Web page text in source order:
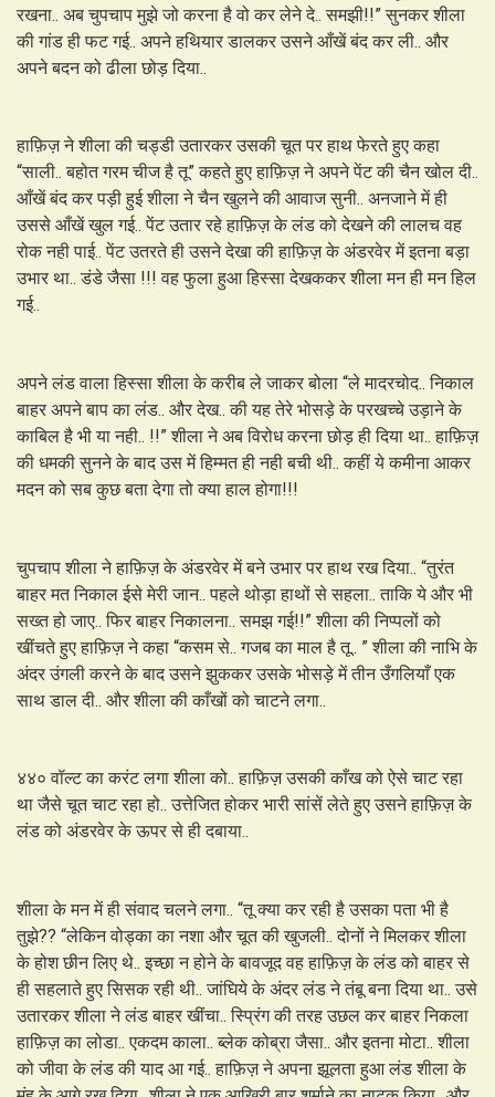
रखना.. अब चुपचाप मुझे जो करना है वो कर लेने दे.. समझी!!” सुनकर शीला
की गांड ही फट गई.. अपने हथियार डालकर उसने आँखें बंद कर ली.. और
अपने बदन को ढीला छोड़ दिया..
हाफ़िज़ ने शीला की चड्डी उतारकर उसकी चूत पर हाथ फेरते हुए कहा
“साली.. बहोत गरम चीज है तू” कहते हुए हाफ़िज़ ने अपने पेंट की चैन खोल दी..
आँखें बंद कर पड़ी हुई शीला ने चैन खुलने की आवाज सुनी.. अनजाने में ही
उससे आँखें खुल गई.. पेंट उतार रहे हाफ़िज़ के लंड को देखने की लालच वह
रोक नही पाई.. पेंट उतरते ही उसने देखा की हाफ़िज़ के अंडरवेर में इतना बड़ा
उभार था.. डंडे जैसा !!! वह फुला हुआ हिस्सा देखककर शीला मन ही मन हिल
गई..
अपने लंड वाला हिस्सा शीला के करीब ले जाकर बोला “ले मादरचोद.. निकाल
बाहर अपने बाप का लंड.. और देख.. की यह तेरे भोसड़े के परखच्चे उड़ाने के
काबिल है भी या नही.. !!” शीला ने अब विरोध करना छोड़ ही दिया था.. हाफ़िज़
की धमकी सुनने के बाद उस में हिम्मत ही नही बची थी.. कहीं ये कमीना आकर
मदन को सब कुछ बता देगा तो क्या हाल होगा!!!
चुपचाप शीला ने हाफ़िज़ के अंडरवेर में बने उभार पर हाथ रख दिया.. “तुरंत
बाहर मत निकाल ईसे मेरी जान.. पहले थोड़ा हाथों से सहला.. ताकि ये और भी
सख्त हो जाए.. फिर बाहर निकालना.. समझ गई!!” शीला की निप्पलों को
खींचते हुए हाफ़िज़ ने कहा “कसम से.. गजब का माल है तू.. ” शीला की नाभि के
अंदर उंगली करने के बाद उसने झुककर उसके भोसड़े में तीन उँगलियाँ एक
साथ डाल दी.. और शीला की काँखों को चाटने लगा..
४४० वॉल्ट का करंट लगा शीला को.. हाफ़िज़ उसकी काँख को ऐसे चाट रहा
था जैसे चूत चाट रहा हो.. उत्तेजित होकर भारी सांसें लेते हुए उसने हाफ़िज़ के
लंड को अंडरवेर के ऊपर से ही दबाया..
शीला के मन में ही संवाद चलने लगा.. “तू क्या कर रही है उसका पता भी है
तुझे?? “लेकिन वोड्का का नशा और चूत की खुजली.. दोनों ने मिलकर शीला
के होश छीन लिए थे.. इच्छा न होने के बावजूद वह हाफ़िज़ के लंड को बाहर से
ही सहलाते हुए सिसक रही थी.. जांघिये के अंदर लंड ने तंबू बना दिया था.. उसे
उतारकर शीला ने लंड बाहर खींचा.. स्प्रिंग की तरह उछल कर बाहर निकला
हाफ़िज़ का लोडा.. एकदम काला.. ब्लेक कोब्रा जैसा.. और इतना मोटा.. शीला
को जीवा के लंड की याद आ गई.. हाफ़िज़ ने अपना झूलता हुआ लंड शीला के